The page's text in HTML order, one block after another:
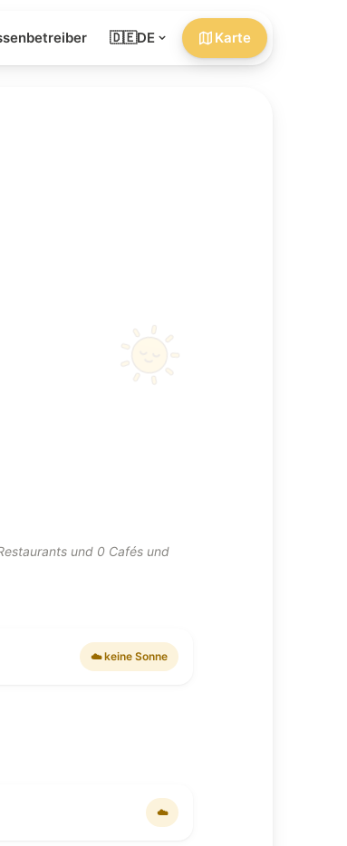
🇩🇪DE Karte
und 0 Cafés und
☁️ keine Sonne
☁️